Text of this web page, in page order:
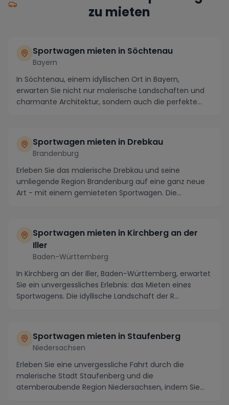
zu mieten
Sportwagen mieten in Söchtenau
Bayern
In Söchtenau, einem idyllischen Ort in Bayern,
erwarten Sie nicht nur malerische Landschaften und
charmante Architektur, sondern auch die perfekte
Sportwagen mieten in Drebkau
Brandenburg
Erleben Sie das malerische Drebkau und seine
umliegende Region Brandenburg auf eine ganz neue
Art - mit einem gemieteten Sportwagen. Die
Sportwagen mieten in Kirchberg an der
Iller
Baden-Württemberg
In Kirchberg an der Iller, Baden-Württemberg, erwartet
Sie ein unvergessliches Erlebnis: das Mieten eines
Sportwagens. Die idyllische Landschaft der R...
Sportwagen mieten in Staufenberg
Niedersachsen
Erleben Sie eine unvergessliche Fahrt durch die
malerische Stadt Staufenberg und die
atemberaubende Region Niedersachsen, indem Sie